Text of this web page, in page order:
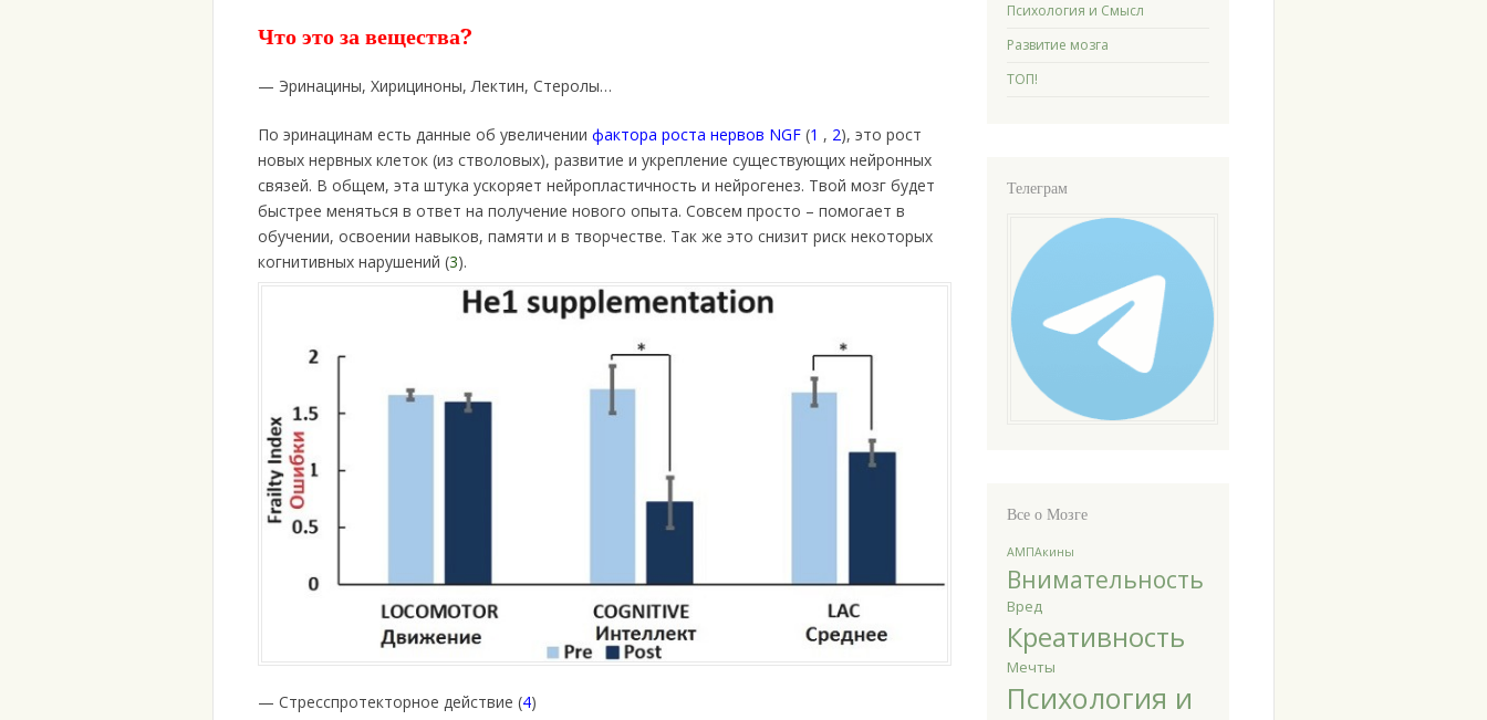
Что это за вещества?
— Эринацины, Хирициноны, Лектин, Стеролы…
По эринацинам есть данные об увеличении фактора роста нервов NGF (1 , 2), это рост
новых нервных клеток (из стволовых), развитие и укрепление существующих нейронных
связей. В общем, эта штука ускоряет нейропластичность и нейрогенез. Твой мозг будет
быстрее меняться в ответ на получение нового опыта. Совсем просто – помогает в
обучении, освоении навыков, памяти и в творчестве. Так же это снизит риск некоторых
когнитивных нарушений (3).
— Стресспротекторное действие (4)
Психология и Смысл
Развитие мозга
ТОП!
Телеграм
Все о Мозге
АМПАкины
Внимательность
Вред
Креативность
Мечты
Психология и